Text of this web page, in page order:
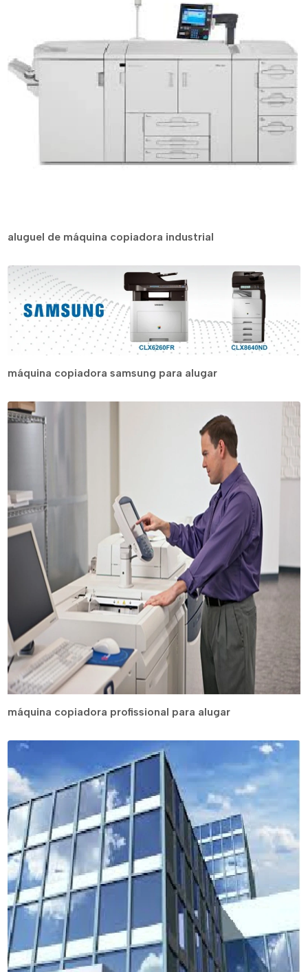
aluguel de máquina copiadora industrial
máquina copiadora samsung para alugar
máquina copiadora profissional para alugar